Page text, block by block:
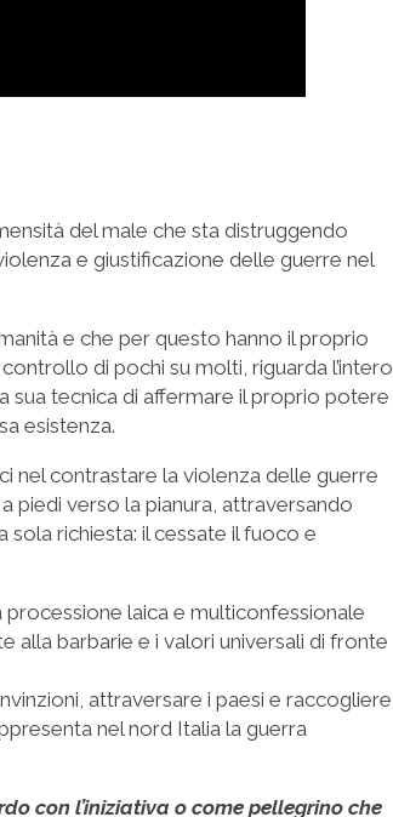
del male che sta distruggendo
e giustificazione delle guerre nel
e che per questo hanno il proprio
di pochi su molti, riguarda l’intero
tecnica di affermare il proprio potere
esistenza.
nel contrastare la violenza delle guerre
piedi verso la pianura, attraversando
richiesta: il cessate il fuoco e
laica e multiconfessionale
alla barbarie e i valori universali di fronte
attraversare i paesi e raccogliere
nel nord Italia la guerra
con l’iniziativa o come pellegrino che